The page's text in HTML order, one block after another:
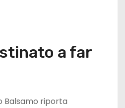
a far
Balsamo riporta